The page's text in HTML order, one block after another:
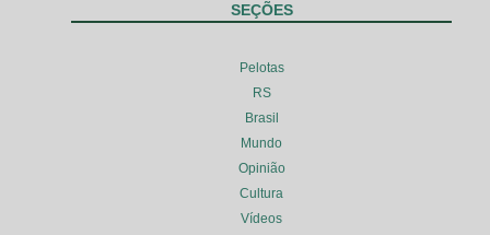
SEÇÕES
Pelotas
RS
Brasil
Mundo
Opinião
Cultura
Vídeos